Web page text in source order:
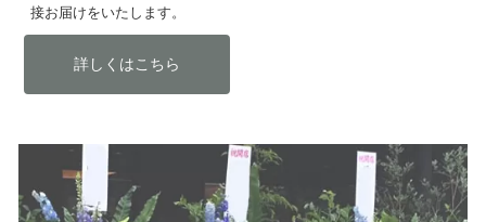
接お届けをいたします。
詳しくはこちら